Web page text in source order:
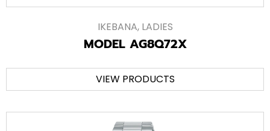
IKEBANA, LADIES
MODEL AG8Q72X
VIEW PRODUCTS